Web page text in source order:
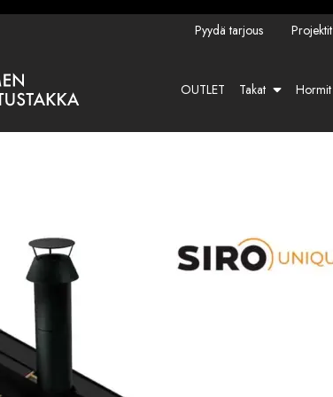
Pyydä tarjous Projektit
OUTLET Takat Hormit